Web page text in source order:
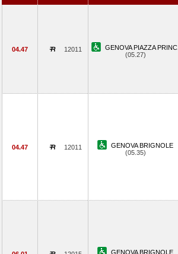
04.47 12011
GENOVA PIAZZA PRINC.
(05.27)
04.47 12011
GENOVA BRIGNOLE
(05.35)
GENOVA BRIGNOLE